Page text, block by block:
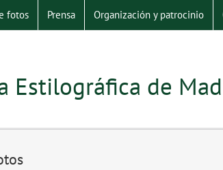
fotos Prensa Organización y patrocinio
Estilográfica de